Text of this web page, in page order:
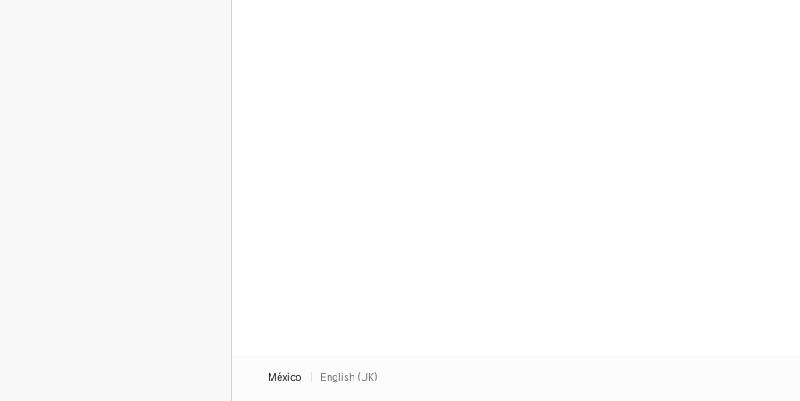
México English (UK)